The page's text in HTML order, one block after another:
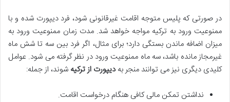
در صورتی که پلیس متوجه اقامت غیرقانونی شود، فرد دیپورت شده و با
ممنوعیت ورود به ترکیه مواجه خواهد شد. مدت زمان ممنوعیت ورود به
میزان اضافه ماندن بستگی دارد؛ برای مثال، اگر فرد بین سه تا شش ماه
غیرمجاز مانده باشد، سه ماه ممنوعیت ورود در نظر گرفته می شود. عوامل
کلیدی دیگری نیز می توانند منجر بهدیپورت از ترکیه شوند، از جمله:
نداشتن تمکن مالی کافی هنگام درخواست اقامت.